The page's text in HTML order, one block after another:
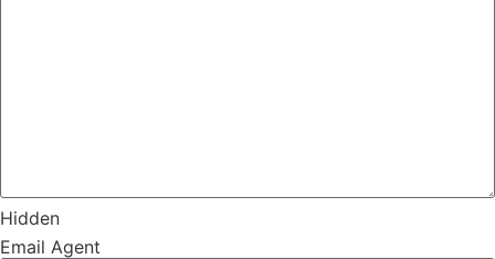
Hidden
Email Agent